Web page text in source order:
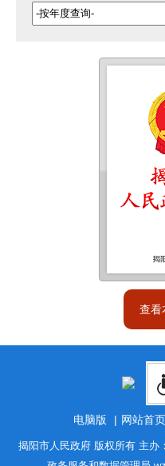
查看
电脑版 | 网站首页
揭阳市人民政府 版权所有 主办